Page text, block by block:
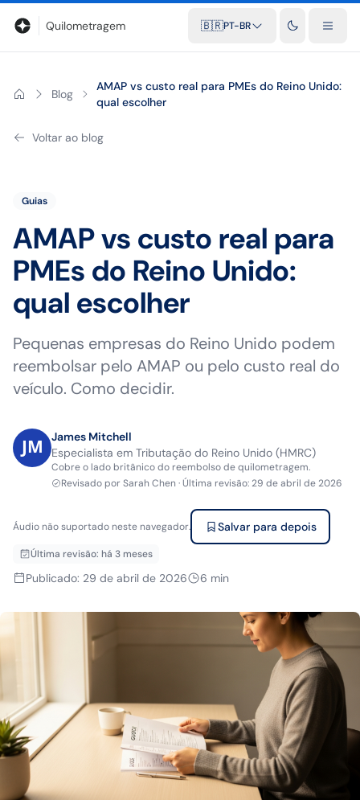
BlogCalculadora de quilometragemGlossárioDistâncias
Quilometragem 🇧🇷PT-BR
Blog
AMAP vs custo real para PMEs do Reino Unido:
qual escolher
Voltar ao blog
Guias
AMAP vs custo real para
PMEs do Reino Unido:
qual escolher
Pequenas empresas do Reino Unido podem
reembolsar pelo AMAP ou pelo custo real do
veículo. Como decidir.
James Mitchell
Especialista em Tributação do Reino Unido (HMRC)
Cobre o lado britânico do reembolso de quilometragem.
Revisado porSarah Chen ·Última revisão:29 de abril de 2026
Áudio não suportado neste navegador. Salvar para depois
Última revisão: há 3 meses
Publicado: 29 de abril de 2026 6 min